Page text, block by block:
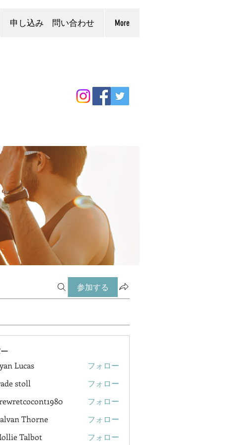
申し込み 問い合わせ More
参加する
Lucas
フォロー
stoll
フォロー
フォロー
Thorne
フォロー
Talbot
フォロー